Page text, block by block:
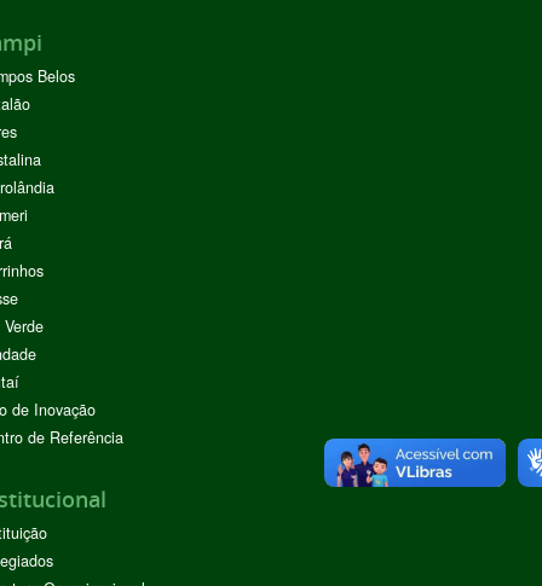
Belos
de Inovação
de Referência